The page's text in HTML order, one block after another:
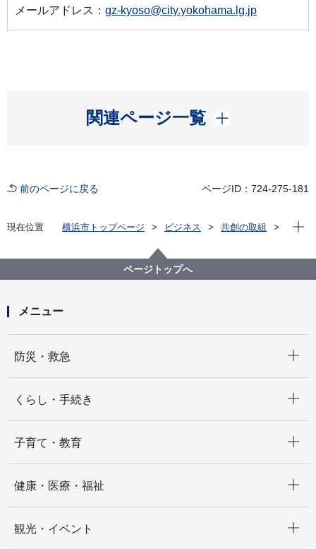
メールアドレス： gz-kyoso@city.yokohama.lg.jp
関連ページ一覧
開く
前のページに戻る ページID：724-275-181
現在位置 横浜市トップページ ビジネス
共創の取組
サーキュラーエコノミーplus（横浜版地域循環型経済
現在
ページトップへ
メニュー
防災・救急
くらし・手続き
子育て・教育
健康・医療・福祉
観光・イベント